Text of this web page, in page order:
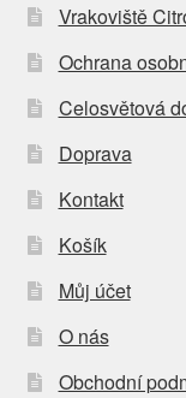
Vrakoviště
Ochrana
Celosvětová
Doprava
Kontakt
Košík
Můj účet
O nás
Obchodní